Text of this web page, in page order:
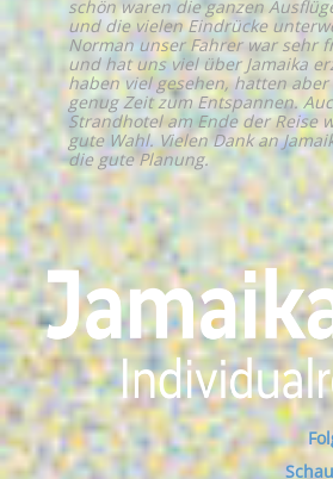
schön waren die ganzen
und die vielen Eindrücke
Norman unser Fahrer war sehr
und hat uns viel über Jamaika
haben viel gesehen, hatten
genug Zeit zum Entspannen.
Strandhotel am Ende der Reise
gute Wahl. Vielen Dank an
die gute Planung.